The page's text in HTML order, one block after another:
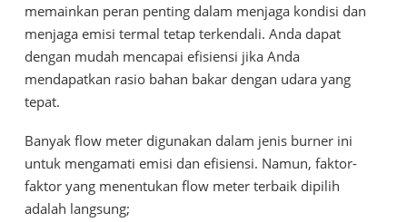
memainkan peran penting dalam menjaga kondisi dan
menjaga emisi termal tetap terkendali. Anda dapat
dengan mudah mencapai efisiensi jika Anda
mendapatkan rasio bahan bakar dengan udara yang
tepat.
Banyak flow meter digunakan dalam jenis burner ini
untuk mengamati emisi dan efisiensi. Namun, faktor-
faktor yang menentukan flow meter terbaik dipilih
adalah langsung;